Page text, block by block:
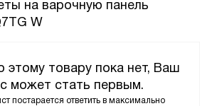
на варочную панель
W
этому товару пока нет, Ваш
может стать первым.
постарается ответить в максимально